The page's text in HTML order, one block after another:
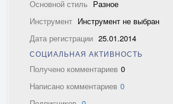
Основной стиль Разное
Инструмент Инструмент не выбран
Дата регистрации 25.01.2014
СОЦИАЛЬНАЯ АКТИВНОСТЬ
Получено комментариев 0
Написано комментариев 0